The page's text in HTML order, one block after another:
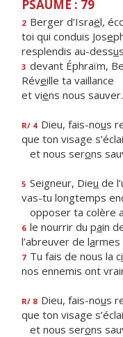
PSAUME : 79
2 Berger d’Israël,
toi qui conduis Jose
resplendis au-dessu
3 devant Éphraïm,
Réveille ta vaillance
et viens nous sauver.
R/ 4 Dieu, fais-nous
que ton visage
et nous serons
5 Seigneur, Dieu de
vas-tu longtemps
opposer ta colère
6 le nourrir du pain
l’abreuver de larmes
7 Tu fais de nous la ci
nos ennemis ont
R/ 8 Dieu, fais-nous
que ton visage
et nous serons